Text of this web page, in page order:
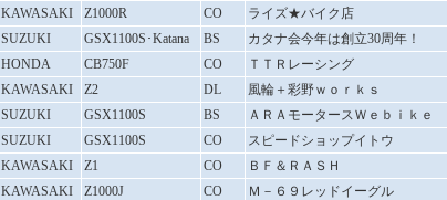
KAWASAKI Z1000R CO
ライズ★バイク店
SUZUKI GSX1100S･Katana BS
カタナ会今年は創立30周年！
HONDA CB750F CO
ＴＴＲレーシング
KAWASAKI Z2 DL
風輪＋彩野ｗｏｒｋｓ
SUZUKI GSX1100S BS
ＡＲＡモータースＷｅｂｉｋｅ
SUZUKI GSX1100S CO
スピードショップイトウ
KAWASAKI Z1 CO
ＢＦ＆ＲＡＳＨ
KAWASAKI Z1000J CO
Ｍ－６９レッドイーグル